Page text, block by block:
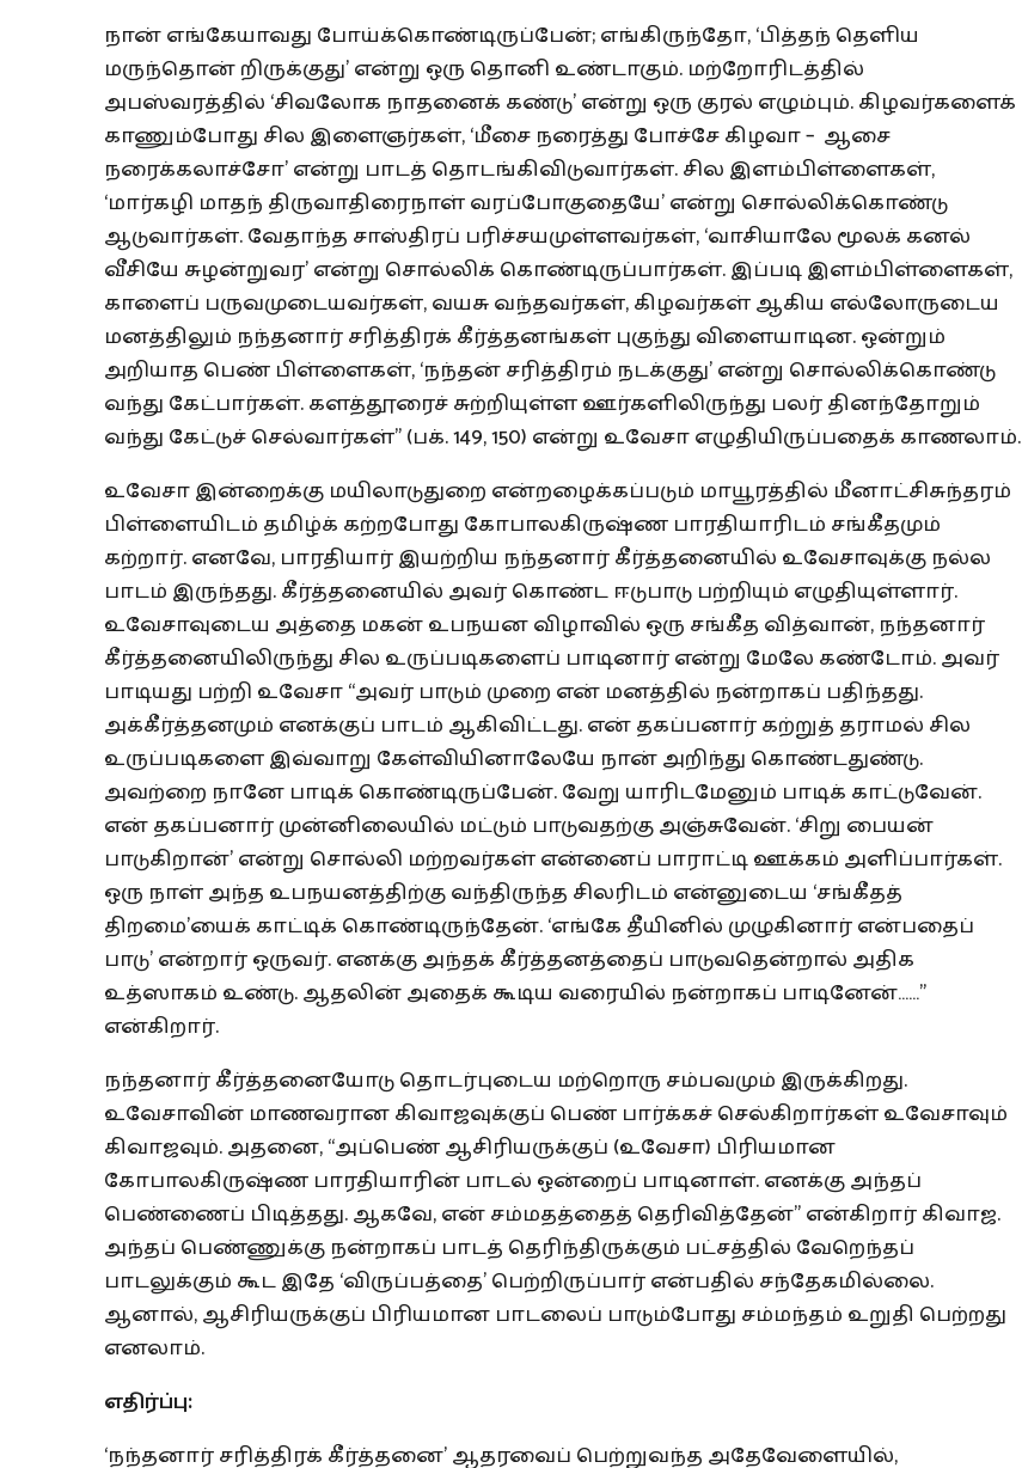
நான் எங்கேயாவது போய்க்கொண்டிருப்பேன்; எங்கிருந்தோ, ‘பித்தந் தெளிய
மருந்தொன் றிருக்குது’ என்று ஒரு தொனி உண்டாகும். மற்றோரிடத்தில்
அபஸ்வரத்தில் ‘சிவலோக நாதனைக் கண்டு’ என்று ஒரு குரல் எழும்பும். கிழவர்களைக்
காணும்போது சில இளைஞர்கள், ‘மீசை நரைத்து போச்சே கிழவா – ஆசை
நரைக்கலாச்சோ’ என்று பாடத் தொடங்கிவிடுவார்கள். சில இளம்பிள்ளைகள்,
‘மார்கழி மாதந் திருவாதிரைநாள் வரப்போகுதையே’ என்று சொல்லிக்கொண்டு
ஆடுவார்கள். வேதாந்த சாஸ்திரப் பரிச்சயமுள்ளவர்கள், ‘வாசியாலே மூலக் கனல்
வீசியே சுழன்றுவர’ என்று சொல்லிக் கொண்டிருப்பார்கள். இப்படி இளம்பிள்ளைகள்,
காளைப் பருவமுடையவர்கள், வயசு வந்தவர்கள், கிழவர்கள் ஆகிய எல்லோருடைய
மனத்திலும் நந்தனார் சரித்திரக் கீர்த்தனங்கள் புகுந்து விளையாடின. ஒன்றும்
அறியாத பெண் பிள்ளைகள், ‘நந்தன் சரித்திரம் நடக்குது’ என்று சொல்லிக்கொண்டு
வந்து கேட்பார்கள். களத்தூரைச் சுற்றியுள்ள ஊர்களிலிருந்து பலர் தினந்தோறும்
வந்து கேட்டுச் செல்வார்கள்” (பக். 149, 150) என்று உவேசா எழுதியிருப்பதைக் காணலாம்.
உவேசா இன்றைக்கு மயிலாடுதுறை என்றழைக்கப்படும் மாயூரத்தில் மீனாட்சிசுந்தரம்
பிள்ளையிடம் தமிழ்க் கற்றபோது கோபாலகிருஷ்ண பாரதியாரிடம் சங்கீதமும்
கற்றார். எனவே, பாரதியார் இயற்றிய நந்தனார் கீர்த்தனையில் உவேசாவுக்கு நல்ல
பாடம் இருந்தது. கீர்த்தனையில் அவர் கொண்ட ஈடுபாடு பற்றியும் எழுதியுள்ளார்.
உவேசாவுடைய அத்தை மகன் உபநயன விழாவில் ஒரு சங்கீத வித்வான், நந்தனார்
கீர்த்தனையிலிருந்து சில உருப்படிகளைப் பாடினார் என்று மேலே கண்டோம். அவர்
பாடியது பற்றி உவேசா “அவர் பாடும் முறை என் மனத்தில் நன்றாகப் பதிந்தது.
அக்கீர்த்தனமும் எனக்குப் பாடம் ஆகிவிட்டது. என் தகப்பனார் கற்றுத் தராமல் சில
உருப்படிகளை இவ்வாறு கேள்வியினாலேயே நான் அறிந்து கொண்டதுண்டு.
அவற்றை நானே பாடிக் கொண்டிருப்பேன். வேறு யாரிடமேனும் பாடிக் காட்டுவேன்.
என் தகப்பனார் முன்னிலையில் மட்டும் பாடுவதற்கு அஞ்சுவேன். ‘சிறு பையன்
பாடுகிறான்’ என்று சொல்லி மற்றவர்கள் என்னைப் பாராட்டி ஊக்கம் அளிப்பார்கள்.
ஒரு நாள் அந்த உபநயனத்திற்கு வந்திருந்த சிலரிடம் என்னுடைய ‘சங்கீதத்
திறமை’யைக் காட்டிக் கொண்டிருந்தேன். ‘எங்கே தீயினில் முழுகினார் என்பதைப்
பாடு’ என்றார் ஒருவர். எனக்கு அந்தக் கீர்த்தனத்தைப் பாடுவதென்றால் அதிக
உத்ஸாகம் உண்டு. ஆதலின் அதைக் கூடிய வரையில் நன்றாகப் பாடினேன்……”
என்கிறார்.
நந்தனார் கீர்த்தனையோடு தொடர்புடைய மற்றொரு சம்பவமும் இருக்கிறது.
உவேசாவின் மாணவரான கிவாஜவுக்குப் பெண் பார்க்கச் செல்கிறார்கள் உவேசாவும்
கிவாஜவும். அதனை, “அப்பெண் ஆசிரியருக்குப் (உவேசா) பிரியமான
கோபாலகிருஷ்ண பாரதியாரின் பாடல் ஒன்றைப் பாடினாள். எனக்கு அந்தப்
பெண்ணைப் பிடித்தது. ஆகவே, என் சம்மதத்தைத் தெரிவித்தேன்” என்கிறார் கிவாஜ.
அந்தப் பெண்ணுக்கு நன்றாகப் பாடத் தெரிந்திருக்கும் பட்சத்தில் வேறெந்தப்
பாடலுக்கும் கூட இதே ‘விருப்பத்தை’ பெற்றிருப்பார் என்பதில் சந்தேகமில்லை.
ஆனால், ஆசிரியருக்குப் பிரியமான பாடலைப் பாடும்போது சம்மந்தம் உறுதி பெற்றது
எனலாம்.
எதிர்ப்பு:
‘நந்தனார் சரித்திரக் கீர்த்தனை’ ஆதரவைப் பெற்றுவந்த அதேவேளையில்,